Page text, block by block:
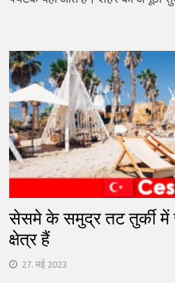
सेसमे के समुद्र तट तुर्की
क्षेत्र हैं
27. मई 2023